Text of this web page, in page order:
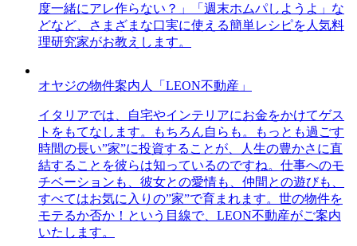
度一緒にアレ作らない？」「週末ホムパしようよ」な
どなど、さまざまな口実に使える簡単レシピを人気料
理研究家がお教えします。
オヤジの物件案内人「LEON不動産」
イタリアでは、自宅やインテリアにお金をかけてゲス
トをもてなします。もちろん自らも。もっとも過ごす
時間の長い”家”に投資することが、人生の豊かさに直
結することを彼らは知っているのですね。仕事へのモ
チベーションも、彼女との愛情も、仲間との遊びも、
すべてはお気に入りの”家”で育まれます。世の物件を
モテるか否か！という目線で、LEON不動産がご案内
いたします。